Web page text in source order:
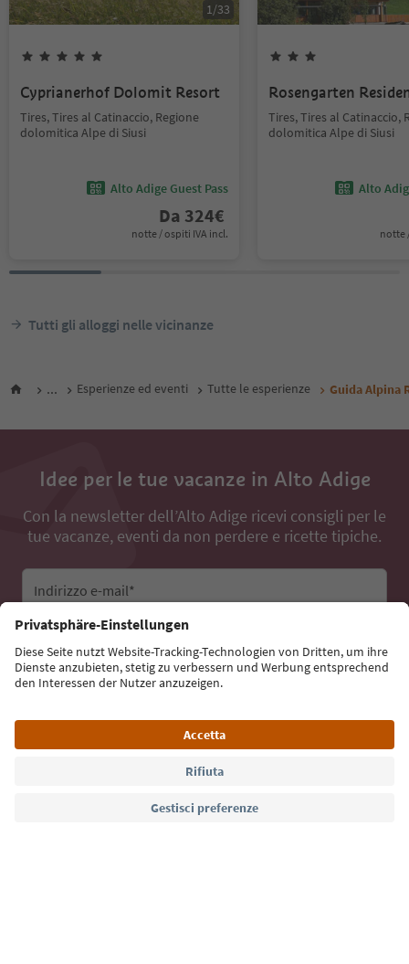
1/33
Cyprianerhof Dolomit Resort
Tires, Tires al Catinaccio, Regione
dolomitica Alpe di Siusi
Alto Adige Guest Pass
Da 324€
notte / ospiti IVA incl.
Rosengarten
Tires, Tires al Catinaccio,
dolomitica Alpe di Siusi
Alto
notte
Tutti gli alloggi nelle vicinanze
... Esperienze ed eventi Tutte le esperienze Guida Alpina
Idee per le tue vacanze in Alto Adige
Con la newsletter dell’Alto Adige ricevi consigli per le
tue vacanze, eventi da non perdere e ricette tipiche.
Indirizzo e-mail*
Iscriviti alla newsletter